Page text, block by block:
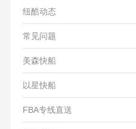
纽酷动态
常见问题
美森快船
以星快船
FBA专线直送